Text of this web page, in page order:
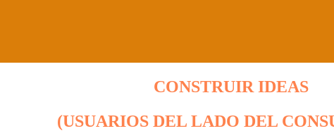
CONSTRUIR IDEAS
(USUARIOS DEL LADO DEL